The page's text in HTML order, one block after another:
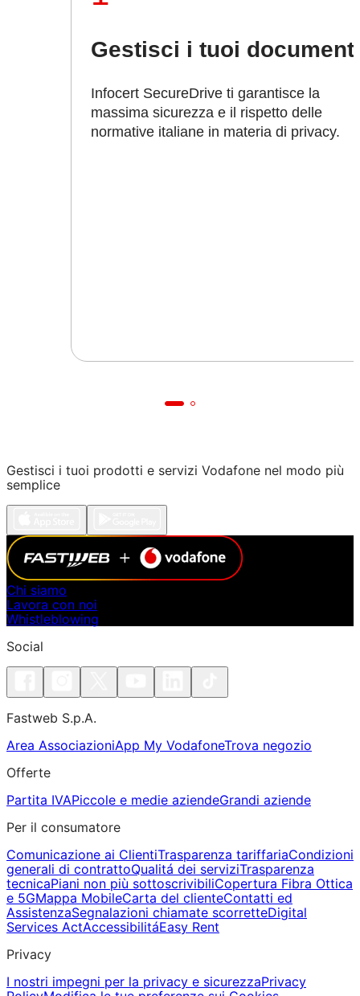
Gestisci i tuoi documenti
Infocert SecureDrive ti garantisce la
massima sicurezza e il rispetto delle
normative italiane in materia di privacy.
Gestisci i tuoi prodotti e servizi Vodafone nel modo più
semplice
Chi siamo
Lavora con noi
Whistleblowing
Social
Fastweb S.p.A.
Area AssociazioniApp My VodafoneTrova negozio
Offerte
Partita IVAPiccole e medie aziendeGrandi aziende
Per il consumatore
Comunicazione ai ClientiTrasparenza tariffariaCondizioni
generali di contrattoQualitá dei serviziTrasparenza
tecnicaPiani non più sottoscrivibiliCopertura Fibra Ottica
e 5GMappa MobileCarta del clienteContatti ed
AssistenzaSegnalazioni chiamate scorretteDigital
Services ActAccessibilitáEasy Rent
Privacy
I nostri impegni per la privacy e sicurezzaPrivacy